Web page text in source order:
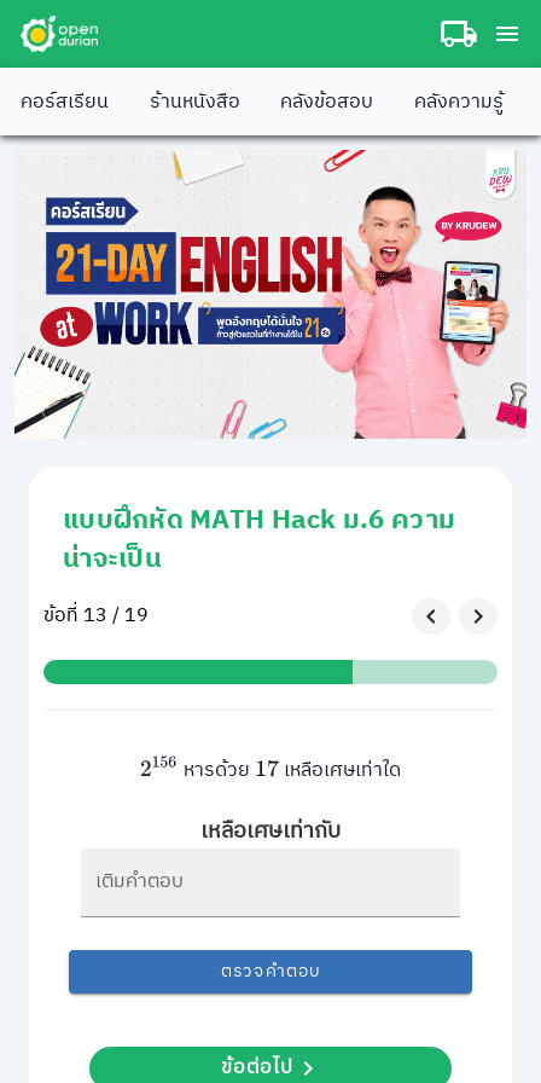
คอร์สเรียน ร้านหนังสือ คลังข้อสอบ คลังความรู้
แบบฝึกหัด MATH Hack ม.6 ความ
น่าจะเป็น
ข้อที่ 13 / 19
2156หารด้วย 17เหลือเศษเท่าใด
เหลือเศษเท่ากับ
เติมคำตอบ
ตรวจคำตอบ
ข้อต่อไป